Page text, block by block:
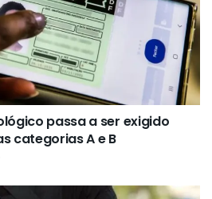
passa a ser exigido
categorias A e B